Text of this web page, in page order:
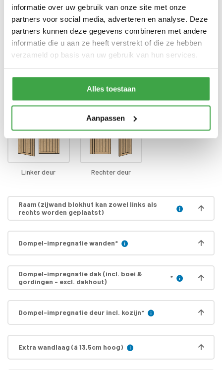
informatie over uw gebruik van onze site met onze
partners voor social media, adverteren en analyse. Deze
partners kunnen deze gegevens combineren met andere
informatie die u aan ze heeft verstrekt of die ze hebben
verzameld op basis van uw gebruik van hun services.
Alles toestaan
Aanpassen
Bevestigingsmaterialen
Alle bevestigingsmaterialen
zijn inbegrepen
Transport
Gratis thuisbezorgd - In
Nederland
Linker deur Rechter deur
Raam (zijwand blokhut kan zowel links als
rechts worden geplaatst)
Dompel-impregnatie wanden*
Dompel-impregnatie dak (incl. boei &
gordingen - excl. dakhout)
*
Dompel-impregnatie deur incl. kozijn*
Extra wandlaag (á 13,5cm hoog)